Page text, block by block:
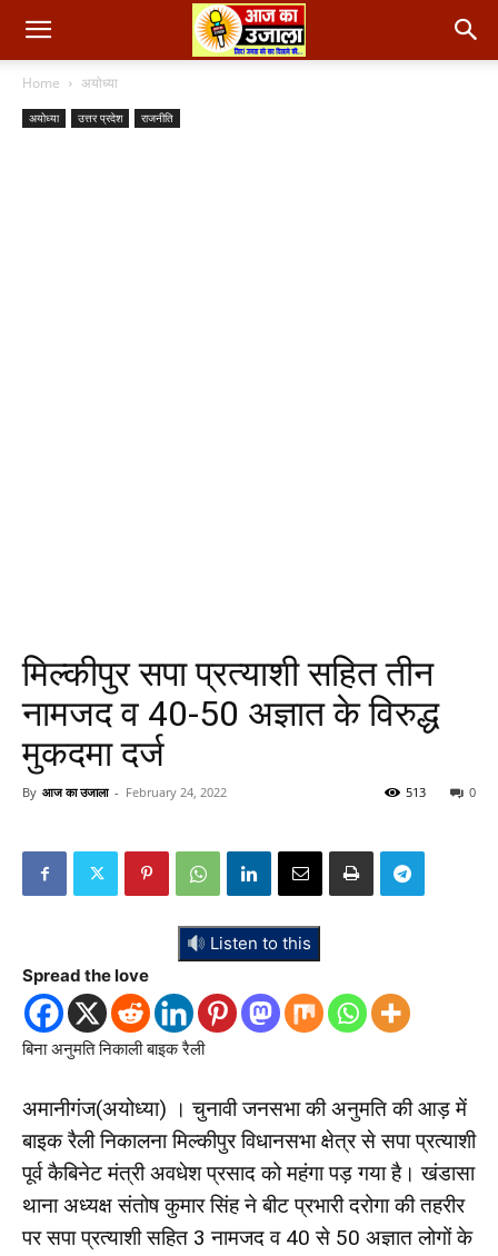
Home अयोध्या
अयोध्या उत्तर प्रदेश राजनीति
मिल्कीपुर सपा प्रत्याशी सहित तीन
नामजद व 40-50 अज्ञात के विरुद्ध
मुकदमा दर्ज
By आज का उजाला - February 24, 2022 0
513
Listen to this
Spread the love
बिना अनुमति निकाली बाइक रैली
अमानीगंज(अयोध्या) । चुनावी जनसभा की अनुमति की आड़ में
बाइक रैली निकालना मिल्कीपुर विधानसभा क्षेत्र से सपा प्रत्याशी
पूर्व कैबिनेट मंत्री अवधेश प्रसाद को महंगा पड़ गया है। खंडासा
थाना अध्यक्ष संतोष कुमार सिंह ने बीट प्रभारी दरोगा की तहरीर
पर सपा प्रत्याशी सहित 3 नामजद व 40 से 50 अज्ञात लोगों के